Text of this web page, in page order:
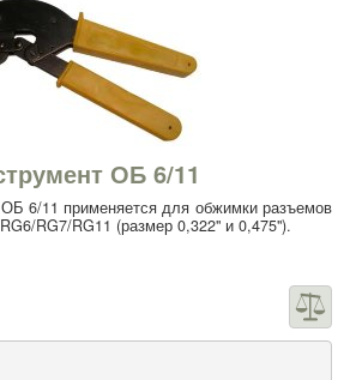
ОБ 6/11
6/11 применяется для обжимки разъемов
RG7/RG11 (размер 0,322" и 0,475").